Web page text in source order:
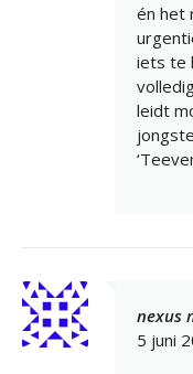
én het
iets te
leidt
nexus
5 juni